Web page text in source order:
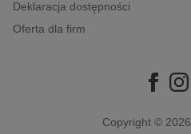
Deklaracja dostępności
Oferta dla firm
Copyright © 2026